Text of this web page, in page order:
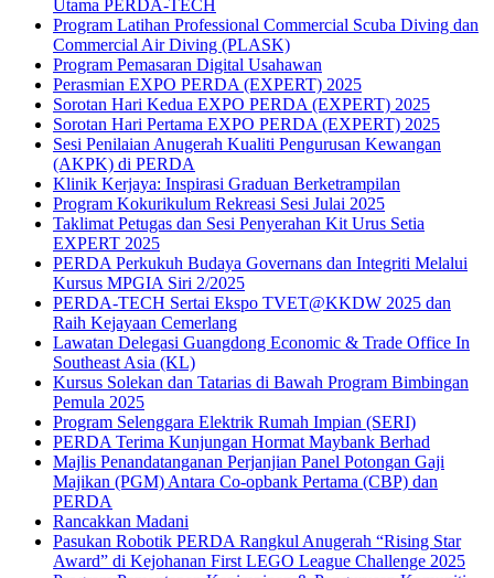
Utama PERDA-TECH
Program Latihan Professional Commercial Scuba Diving dan
Commercial Air Diving (PLASK)
Program Pemasaran Digital Usahawan
Perasmian EXPO PERDA (EXPERT) 2025
Sorotan Hari Kedua EXPO PERDA (EXPERT) 2025
Sorotan Hari Pertama EXPO PERDA (EXPERT) 2025
Sesi Penilaian Anugerah Kualiti Pengurusan Kewangan
(AKPK) di PERDA
Klinik Kerjaya: Inspirasi Graduan Berketrampilan
Program Kokurikulum Rekreasi Sesi Julai 2025
Taklimat Petugas dan Sesi Penyerahan Kit Urus Setia
EXPERT 2025
PERDA Perkukuh Budaya Governans dan Integriti Melalui
Kursus MPGIA Siri 2/2025
PERDA-TECH Sertai Ekspo TVET@KKDW 2025 dan
Raih Kejayaan Cemerlang
Lawatan Delegasi Guangdong Economic & Trade Office In
Southeast Asia (KL)
Kursus Solekan dan Tatarias di Bawah Program Bimbingan
Pemula 2025
Program Selenggara Elektrik Rumah Impian (SERI)
PERDA Terima Kunjungan Hormat Maybank Berhad
Majlis Penandatanganan Perjanjian Panel Potongan Gaji
Majikan (PGM) Antara Co-opbank Pertama (CBP) dan
PERDA
Rancakkan Madani
Pasukan Robotik PERDA Rangkul Anugerah “Rising Star
Award” di Kejohanan First LEGO League Challenge 2025